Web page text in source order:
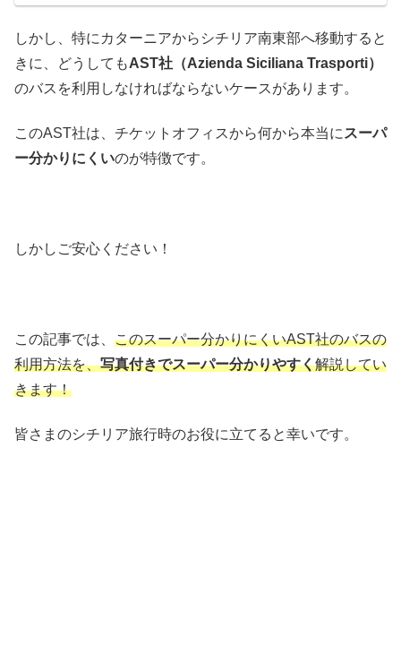
しかし、特にカターニアからシチリア南東部へ移動すると
きに、どうしてもAST社（Azienda Siciliana Trasporti）
のバスを利用しなければならないケースがあります。
このAST社は、チケットオフィスから何から本当に スーパ
ー分かりにくいのが特徴です。
しかしご安心ください！
この記事では、 このスーパー分かりにくいAST社のバスの
利用方法を、写真付きでスーパー分かりやすく解説してい
きます！
皆さまのシチリア旅行時のお役に立てると幸いです。